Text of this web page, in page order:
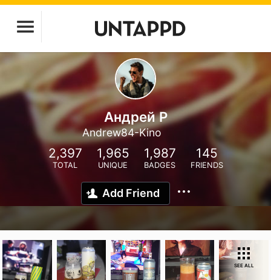
Андрей Р
Andrew84-Kino
2,397
TOTAL
1,965
UNIQUE
1,987
BADGES
145
FRIENDS
Add Friend
SEE ALL